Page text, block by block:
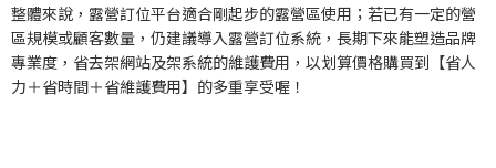
整體來說， 露營訂位平台適合剛起步的露營區使用；若已有一定的營
區規模或顧客數量，仍建議導入露營訂位系統 ，長期下來能塑造品牌
專業度，省去架網站及架系統的維護費用，以划算價格購買到【省人
力＋省時間＋省維護費用】的多重享受喔！